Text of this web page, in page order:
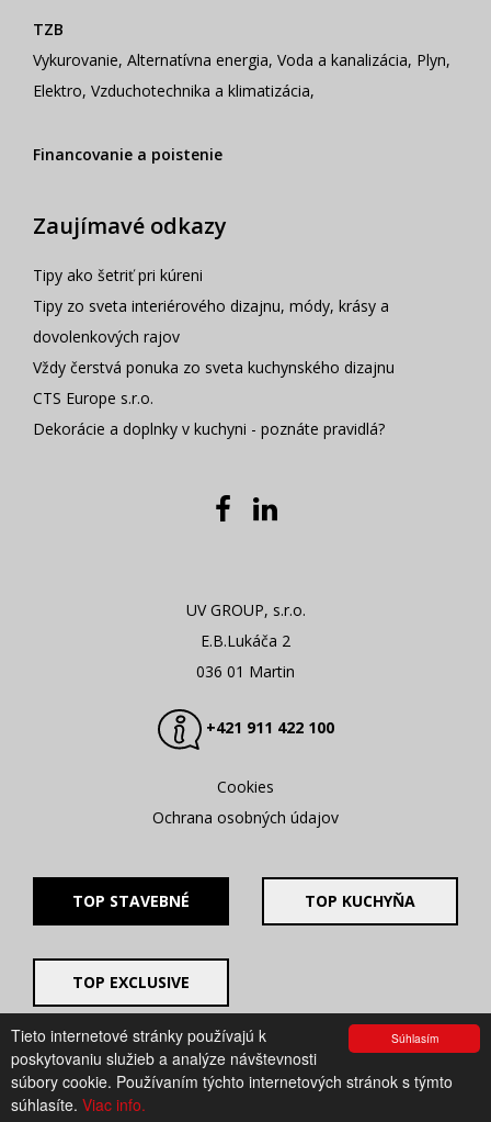
Súhlasím
Tieto internetové stránky používajú k
poskytovaniu služieb a analýze návštevnosti
súbory cookie. Používaním týchto internetových stránok s týmto
súhlasíte. Viac info.
TZB
Vykurovanie, Alternatívna energia, Voda a kanalizácia, Plyn,
Elektro, Vzduchotechnika a klimatizácia,
Financovanie a poistenie
Zaujímavé odkazy
Tipy ako šetriť pri kúreni
Tipy zo sveta interiérového dizajnu, módy, krásy a
dovolenkových rajov
Vždy čerstvá ponuka zo sveta kuchynského dizajnu
CTS Europe s.r.o.
Dekorácie a doplnky v kuchyni - poznáte pravidlá?
UV GROUP, s.r.o.
E.B.Lukáča 2
036 01 Martin
+421 911 422 100
Cookies
Ochrana osobných údajov
TOP STAVEBNÉ TOP KUCHYŇA
TOP EXCLUSIVE
© 2008 - 2026. UV GROUP s.r.o. |
Created by CTS Europe
s.r.o.